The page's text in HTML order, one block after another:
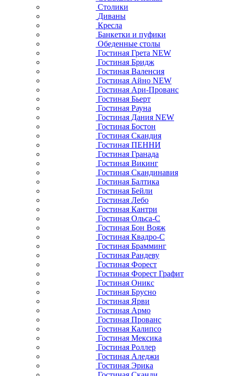
Столики
Диваны
Кресла
Банкетки и пуфики
Обеденные столы
Гостиная Грета NEW
Гостиная Бридж
Гостиная Валенсия
Гостиная Айно NEW
Гостиная Ари-Прованс
Гостиная Бьерт
Гостиная Рауна
Гостиная Дания NEW
Гостиная Бостон
Гостиная Скандия
Гостиная ПЕННИ
Гостиная Гранада
Гостиная Викинг
Гостиная Скандинавия
Гостиная Балтика
Гостиная Бейли
Гостиная Лебо
Гостиная Кантри
Гостиная Ольса-С
Гостиная Бон Вояж
Гостиная Квадро-С
Гостиная Брамминг
Гостиная Рандеву
Гостиная Форест
Гостиная Форест Графит
Гостиная Оникс
Гостиная Брусно
Гостиная Ярви
Гостиная Армо
Гостиная Прованс
Гостиная Калипсо
Гостиная Мексика
Гостиная Роллер
Гостиная Аледжи
Гостиная Эрика